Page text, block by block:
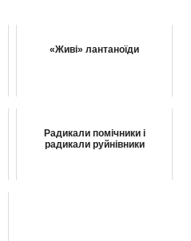
«Живі» лантаноїди
Радикали помічники і
радикали руйнівники